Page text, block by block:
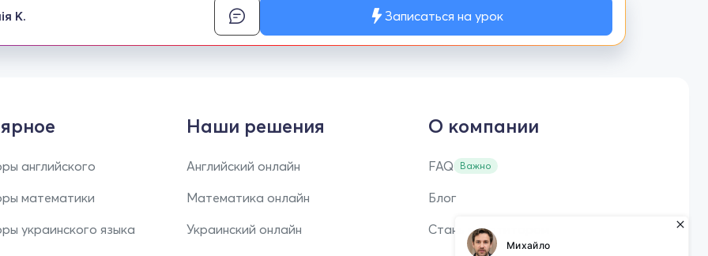
К. Записаться на урок
английского
математики
украинского языка
Наши решения
Английский онлайн
Математика онлайн
Украинский онлайн
О компании
FAQ Важно
Блог
Стань репетитором